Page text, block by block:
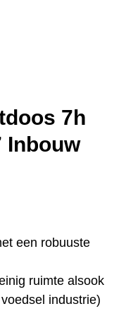
7h
Inbouw
een robuuste
ruimte alsook
industrie)